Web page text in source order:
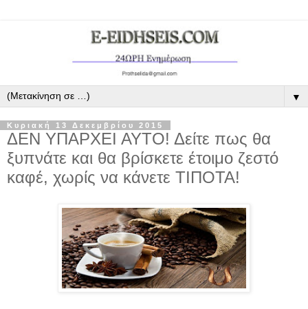
▼
Κυριακή 13 Δεκεμβρίου 2015
ΔΕΝ ΥΠΑΡΧΕΙ ΑΥΤΟ! Δείτε πως θα
ξυπνάτε και θα βρίσκετε έτοιμο ζεστό
καφέ, χωρίς να κάνετε ΤΙΠΟΤΑ!